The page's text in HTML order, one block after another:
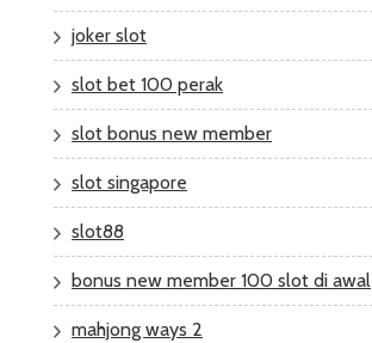
joker slot
slot bet 100 perak
slot bonus new member
slot singapore
slot88
bonus new member 100 slot di awal
mahjong ways 2